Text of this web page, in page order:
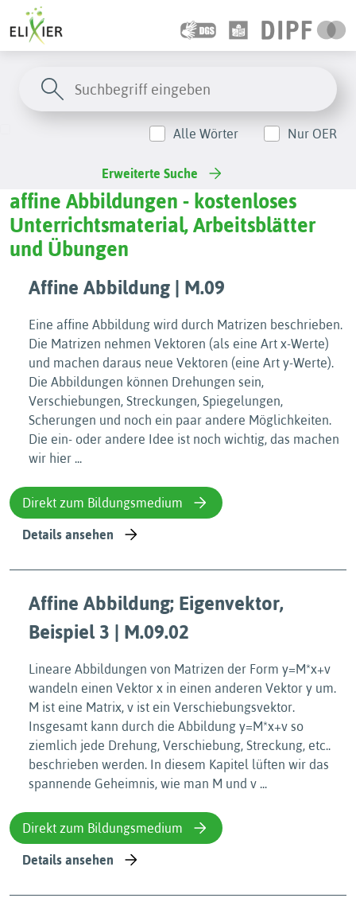
Alle Wörter Nur OER
Erweiterte Suche
affine Abbildungen - kostenloses
Unterrichtsmaterial, Arbeitsblätter
und Übungen
Affine Abbildung | M.09
Eine affine Abbildung wird durch Matrizen beschrieben.
Die Matrizen nehmen Vektoren (als eine Art x-Werte)
und machen daraus neue Vektoren (eine Art y-Werte).
Die Abbildungen können Drehungen sein,
Verschiebungen, Streckungen, Spiegelungen,
Scherungen und noch ein paar andere Möglichkeiten.
Die ein- oder andere Idee ist noch wichtig, das machen
wir hier ...
Direkt zum Bildungsmedium
Details ansehen
Affine Abbildung; Eigenvektor,
Beispiel 3 | M.09.02
Lineare Abbildungen von Matrizen der Form y=M*x+v
wandeln einen Vektor x in einen anderen Vektor y um.
M ist eine Matrix, v ist ein Verschiebungsvektor.
Insgesamt kann durch die Abbildung y=M*x+v so
ziemlich jede Drehung, Verschiebung, Streckung, etc..
beschrieben werden. In diesem Kapitel lüften wir das
spannende Geheimnis, wie man M und v ...
Direkt zum Bildungsmedium
Details ansehen